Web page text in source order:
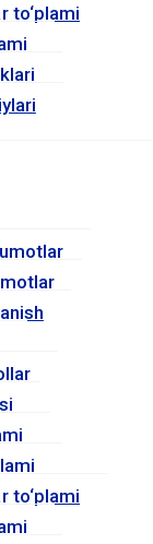
to‘plami
to‘plami